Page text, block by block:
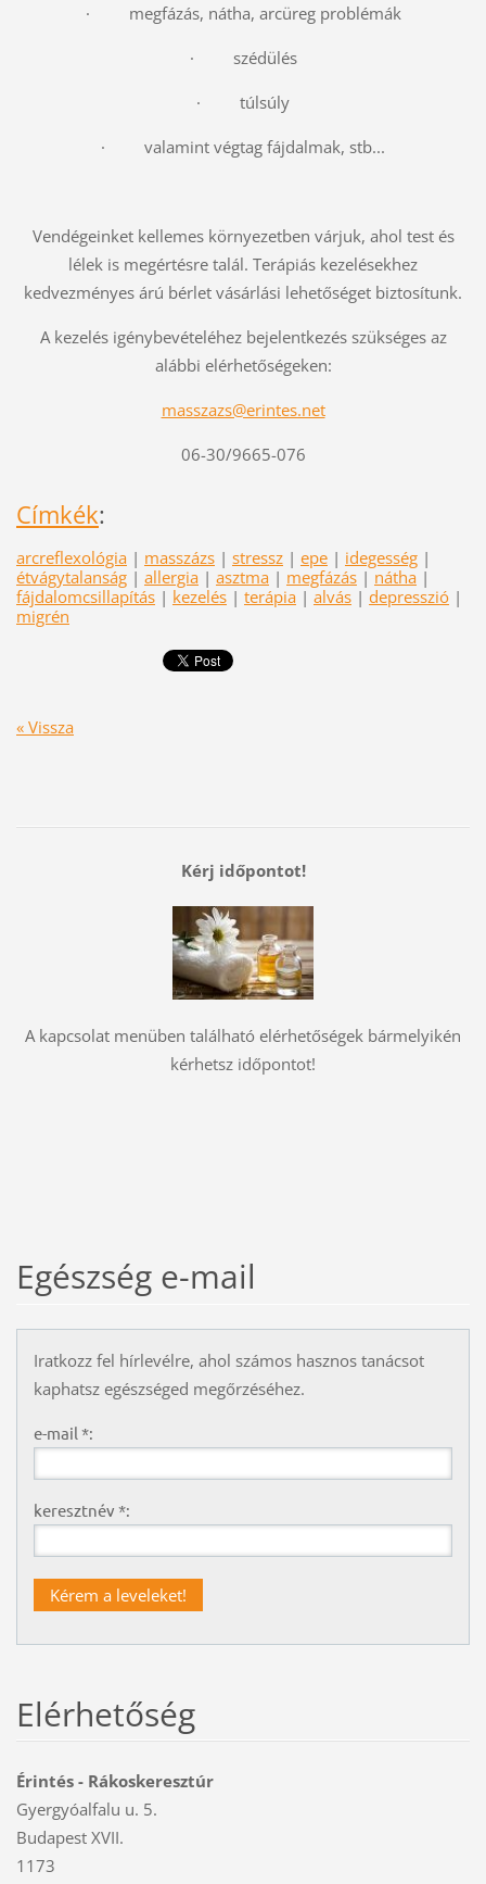
· megfázás, nátha, arcüreg problémák
· szédülés
· túlsúly
· valamint végtag fájdalmak, stb...
Vendégeinket kellemes környezetben várjuk, ahol test és
lélek is megértésre talál. Terápiás kezelésekhez
kedvezményes árú bérlet vásárlási lehetőséget biztosítunk.
A kezelés igénybevételéhez bejelentkezés szükséges az
alábbi elérhetőségeken:
masszazs@erintes.net
06-30/9665-076
Címkék:
arcreflexológia | masszázs | stressz | epe | idegesség |
étvágytalanság | allergia | asztma | megfázás | nátha |
fájdalomcsillapítás | kezelés | terápia | alvás | depresszió |
migrén
« Vissza
Kérj időpontot!
A kapcsolat menüben található elérhetőségek bármelyikén
kérhetsz időpontot!
Egészség e-mail
Iratkozz fel hírlevélre, ahol számos hasznos tanácsot
kaphatsz egészséged megőrzéséhez.
e-mail *:
keresztnév *:
Elérhetőség
Érintés - Rákoskeresztúr
Gyergyóalfalu u. 5.
Budapest XVII.
1173